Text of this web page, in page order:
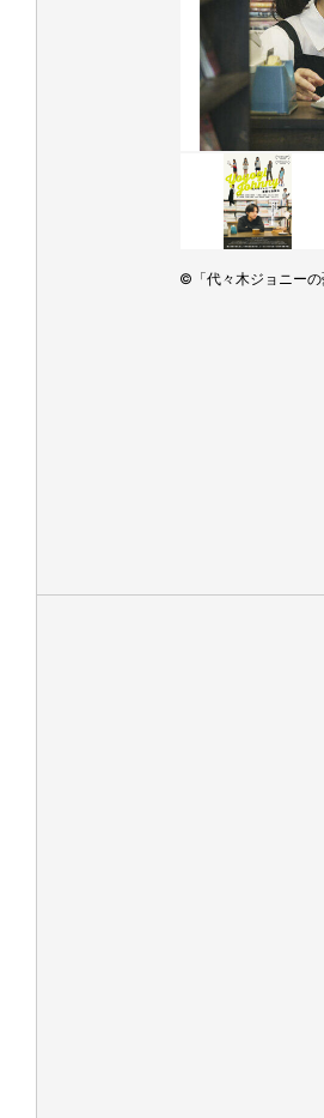
©「代々木ジョニー